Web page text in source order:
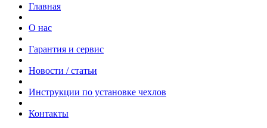
Главная
О нас
Гарантия и сервис
Новости / статьи
Инструкции по установке чехлов
Контакты